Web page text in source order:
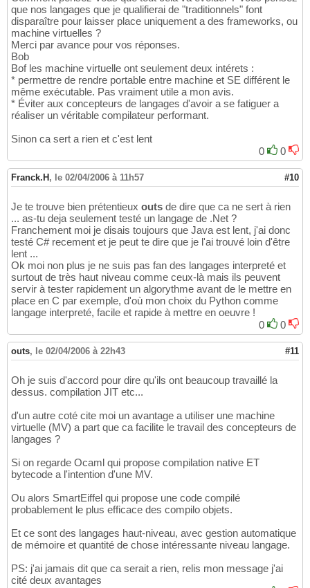
que nos langages que je qualifierai de "traditionnels" font
disparaître pour laisser place uniquement a des frameworks, ou
machine virtuelles ?
Merci par avance pour vos réponses.
Bob
Bof les machine virtuelle ont seulement deux intérets :
* permettre de rendre portable entre machine et SE différent le
même exécutable. Pas vraiment utile a mon avis.
* Éviter aux concepteurs de langages d'avoir a se fatiguer a
réaliser un véritable compilateur performant.
Sinon ca sert a rien et c'est lent
0
0
Franck.H, le 02/04/2006 à 11h57 #10
Je te trouve bien prétentieux outs de dire que ca ne sert à rien
... as-tu deja seulement testé un langage de .Net ?
Franchement moi je disais toujours que Java est lent, j'ai donc
testé C# recement et je peut te dire que je l'ai trouvé loin d'être
lent ...
Ok moi non plus je ne suis pas fan des langages interpreté et
surtout de très haut niveau comme ceux-là mais ils peuvent
servir à tester rapidement un algorythme avant de le mettre en
place en C par exemple, d'où mon choix du Python comme
langage interpreté, facile et rapide à mettre en oeuvre !
0
0
outs, le 02/04/2006 à 22h43 #11
Oh je suis d'accord pour dire qu'ils ont beaucoup travaillé la
dessus. compilation JIT etc...
d'un autre coté cite moi un avantage a utiliser une machine
virtuelle (MV) a part que ca facilite le travail des concepteurs de
langages ?
Si on regarde Ocaml qui propose compilation native ET
bytecode a l'intention d'une MV.
Ou alors SmartEiffel qui propose une code compilé
probablement le plus efficace des compilo objets.
Et ce sont des langages haut-niveau, avec gestion automatique
de mémoire et quantité de chose intéressante niveau langage.
PS: j'ai jamais dit que ca serait a rien, relis mon message j'ai
cité deux avantages